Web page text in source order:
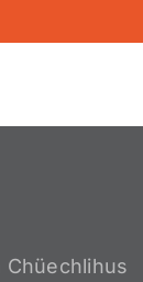
Chüechlihus